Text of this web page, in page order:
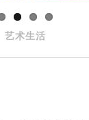
艺术生活